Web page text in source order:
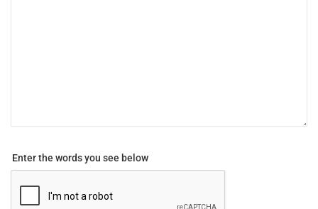
Enter the words you see below